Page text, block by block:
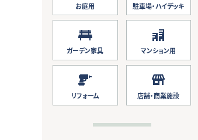
お庭用 駐車場・ハイデッキ
ガーデン家具 マンション用
リフォーム 店舗・商業施設